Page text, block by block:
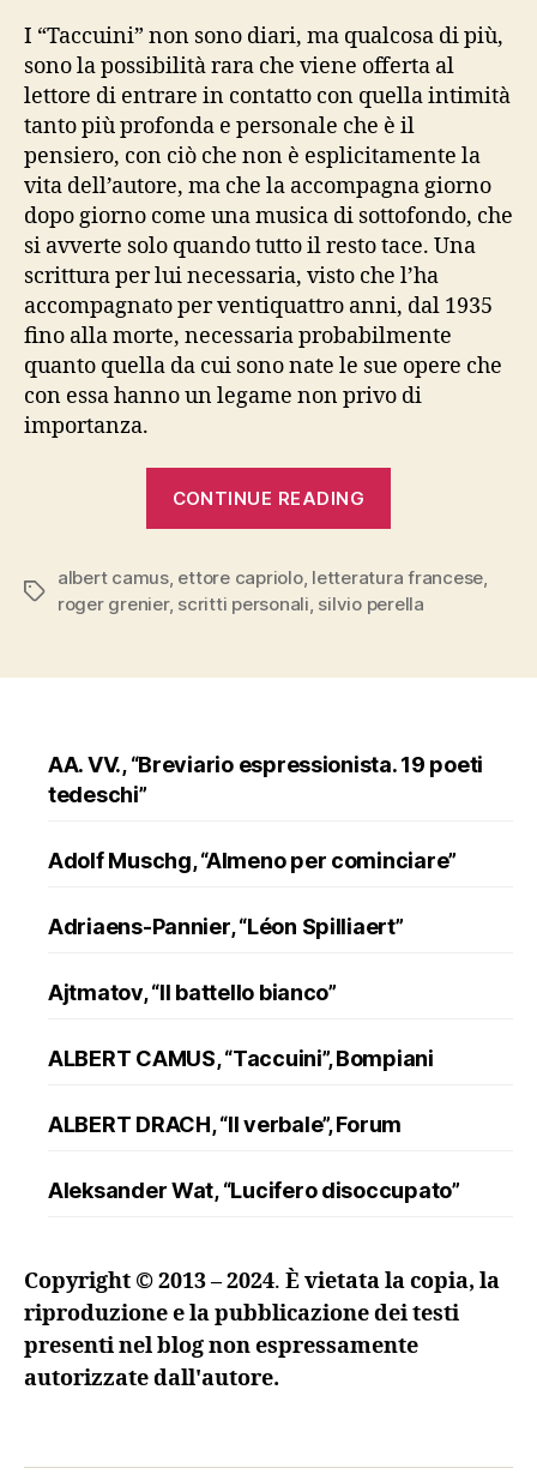
I “Taccuini” non sono diari, ma qualcosa di più,
sono la possibilità rara che viene offerta al
lettore di entrare in contatto con quella intimità
tanto più profonda e personale che è il
pensiero, con ciò che non è esplicitamente la
vita dell’autore, ma che la accompagna giorno
dopo giorno come una musica di sottofondo, che
si avverte solo quando tutto il resto tace. Una
scrittura per lui necessaria, visto che l’ha
accompagnato per ventiquattro anni, dal 1935
fino alla morte, necessaria probabilmente
quanto quella da cui sono nate le sue opere che
con essa hanno un legame non privo di
importanza.
CONTINUE READING
Bompiani”
Tags
albert camus, ettore capriolo, letteratura francese,
roger grenier, scritti personali, silvio perella
AA. VV., “Breviario espressionista. 19 poeti
tedeschi”
Adolf Muschg, “Almeno per cominciare”
Adriaens-Pannier, “Léon Spilliaert”
Ajtmatov, “Il battello bianco”
ALBERT CAMUS, “Taccuini”, Bompiani
ALBERT DRACH, “Il verbale”, Forum
Aleksander Wat, “Lucifero disoccupato”
ranuncolo”, Oscar Mondadori
Andreev, “Lazzaro e altre novelle”
Copyright © 2013 – 2024. È vietata la copia, la
riproduzione e la pubblicazione dei testi
presenti nel blog non espressamente
autorizzate dall'autore.